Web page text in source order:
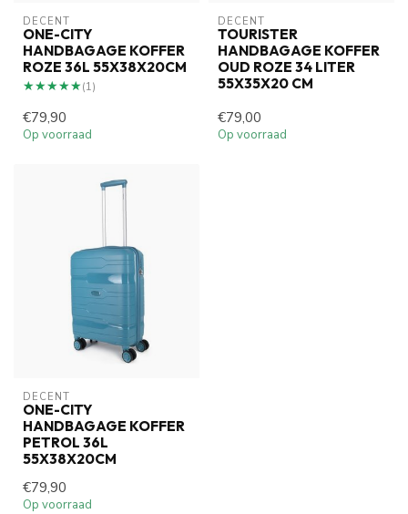
DECENT
ONE-CITY
HANDBAGAGE KOFFER
ROZE 36L 55X38X20CM
★★★★★
★★★★★(1)
€79,90
Op voorraad
DECENT
TOURISTER
HANDBAGAGE KOFFER
OUD ROZE 34 LITER
55X35X20 CM
€79,00
Op voorraad
DECENT
ONE-CITY
HANDBAGAGE KOFFER
PETROL 36L
55X38X20CM
€79,90
Op voorraad